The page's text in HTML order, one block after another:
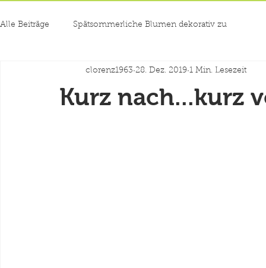
Alle Beiträge Spätsommerliche Blumen dekorativ zu
Kurz nach...kurz
clorenz1963 28. Dez. 2019 1 Min. Lesezeit